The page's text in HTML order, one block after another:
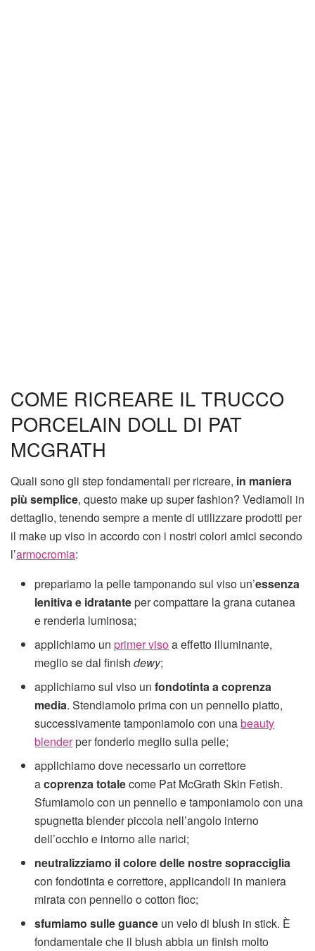
COME RICREARE IL TRUCCO
PORCELAIN DOLL DI PAT
MCGRATH
Quali sono gli step fondamentali per ricreare, in maniera
più semplice, questo make up super fashion? Vediamoli in
dettaglio, tenendo sempre a mente di utilizzare prodotti per
il make up viso in accordo con i nostri colori amici secondo
l’armocromia:
prepariamo la pelle tamponando sul viso un’essenza
lenitiva e idratanteper compattare la grana cutanea
e renderla luminosa;
applichiamo unprimer visoa effetto illuminante,
meglio se dal finishdewy;
applichiamo sul viso unfondotinta a coprenza
media. Stendiamolo prima con un pennello piatto,
successivamente tamponiamolo con unabeauty
blenderper fonderlo meglio sulla pelle;
applichiamo dove necessario un correttore
acoprenza totalecome Pat McGrath Skin Fetish.
Sfumiamolo con un pennello e tamponiamolo con una
spugnetta blender piccola nell’angolo interno
dell’occhio e intorno alle narici;
neutralizziamo il colore delle nostre sopracciglia
con fondotinta e correttore, applicandoli in maniera
mirata con pennello o cotton fioc;
sfumiamo sulle guance un velo di blush in stick. È
fondamentale che il blush abbia un finish molto